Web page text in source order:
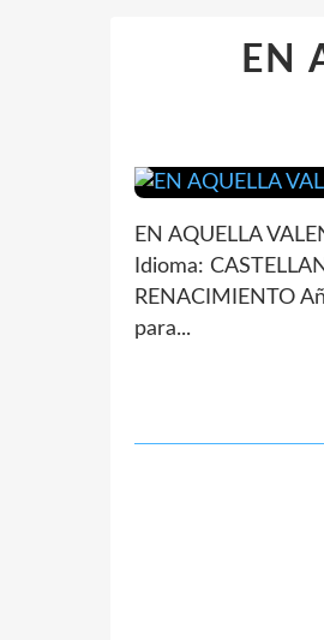
EN
EN AQUELLA
Idioma:
RENACIMIENTO
para...